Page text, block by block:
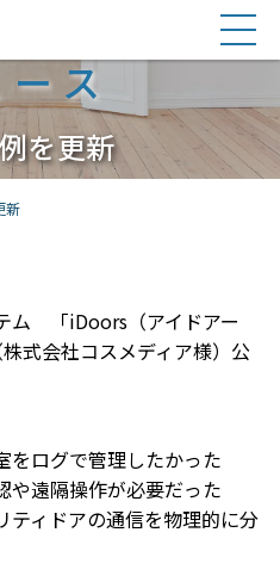
ース
を更新
新
ム 「iDoors（アイドアー
式会社コスメディア様）公
ログで管理したかった
遠隔操作が必要だった
ィドアの通信を物理的に分